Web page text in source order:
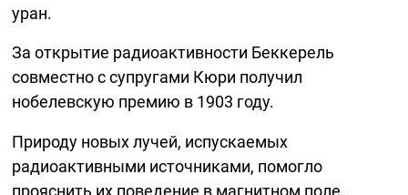
уран.
За открытие радиоактивности Беккерель
совместно с супругами Кюри получил
нобелевскую премию в 1903 году.
Природу новых лучей, испускаемых
радиоактивными источниками, помогло
прояснить их поведение в магнитном поле.